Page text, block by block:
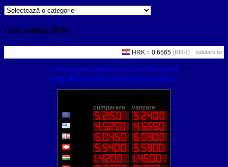
Categorii
Curs valutar BNR
valutare.ro
world-weather.info/forecast/romania/bucharest/
https://world-weather.info/forecast/usa/denver/